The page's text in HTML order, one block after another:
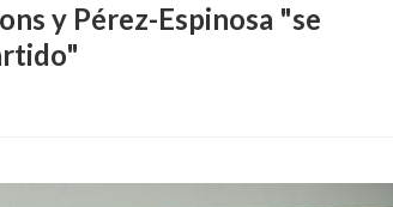
y Pérez-Espinosa "se